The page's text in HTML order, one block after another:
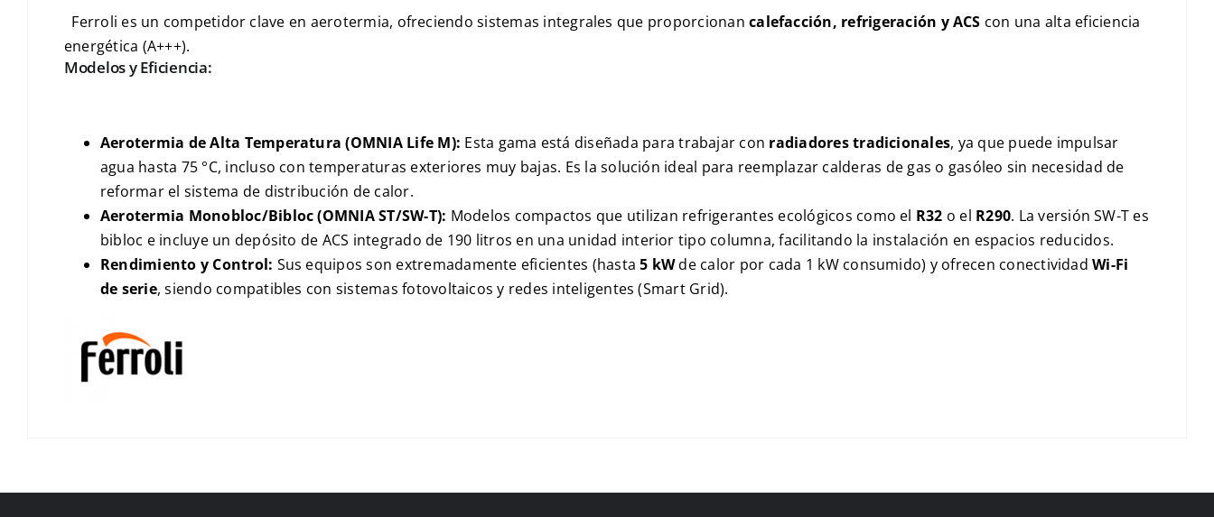
Ferroli es un competidor clave en aerotermia, ofreciendo sistemas integrales que proporcionancalefacción, refrigeración yACS con una alta eficiencia
energética (A+++).
Modelos y Eficiencia:
Aerotermia deAlta Temperatura (OMNIA Life M): Esta gama está diseñada para trabajar con radiadores tradicionales, ya que puede impulsar
agua hasta 75 °C, incluso con temperaturas exteriores muy bajas. Es la solución ideal para reemplazar calderas de gas o gasóleo sin necesidad de
reformar el sistema de distribución de calor.
Aerotermia Monobloc/Bibloc (OMNIA ST/SW-T): Modelos compactos que utilizan refrigerantes ecológicos como el R32 o el R290. La versiónSW-T es
bibloc e incluye un depósito de ACS integrado de 190 litros en una unidad interior tipo columna, facilitando la instalación en espacios reducidos.
Rendimiento y Control: Sus equipos son extremadamente eficientes (hasta5 kWde calor por cada 1 kWconsumido) y ofrecen conectividadWi-Fi
de serie, siendo compatibles con sistemas fotovoltaicos y redes inteligentes (Smart Grid).